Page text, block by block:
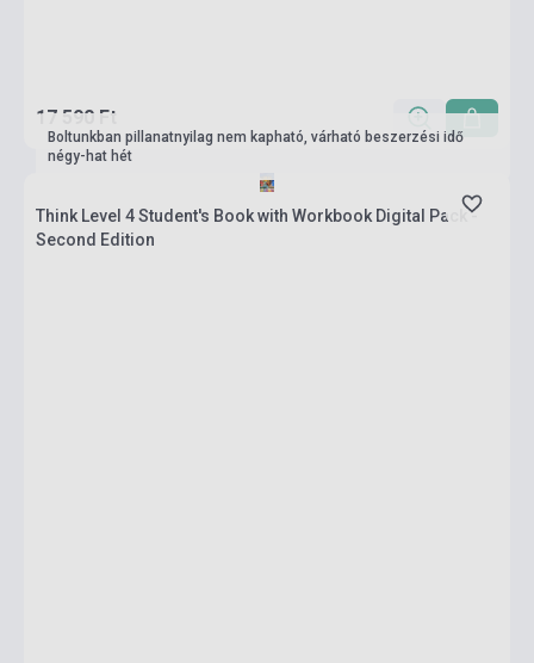
17 590 Ft
Boltunkban pillanatnyilag nem kapható, várható beszerzési idő
négy-hat hét
Think Level 4 Student's Book with Workbook Digital Pack -
Second Edition